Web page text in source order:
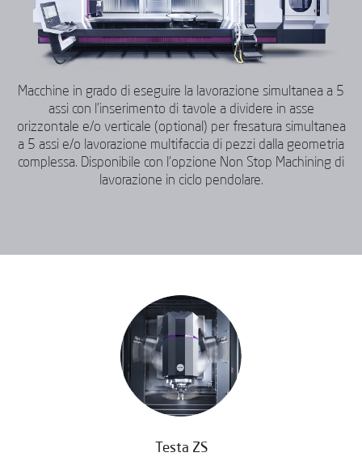
Macchine in grado di eseguire la lavorazione simultanea a 5
assi con l'inserimento di tavole a dividere in asse
orizzontale e/o verticale (optional) per fresatura simultanea
a 5 assi e/o lavorazione multifaccia di pezzi dalla geometria
complessa. Disponibile con l'opzione Non Stop Machining di
lavorazione in ciclo pendolare.
Testa ZS